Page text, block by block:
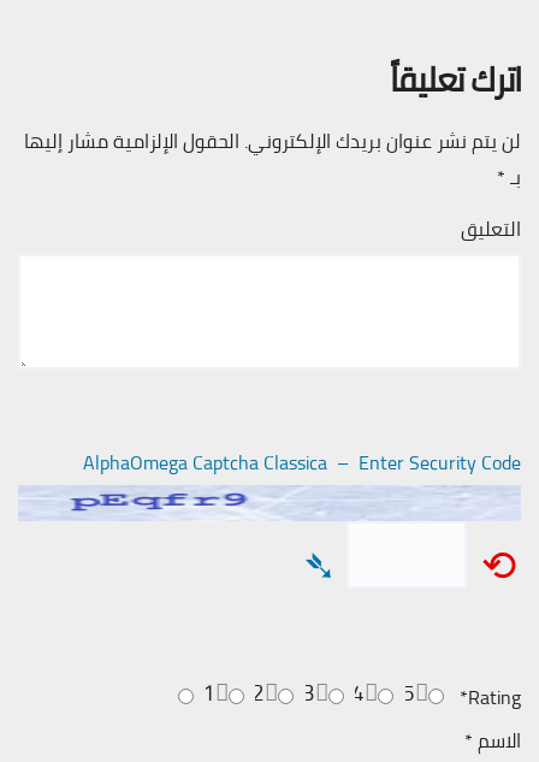
اترك تعليقاً
لن يتم نشر عنوان بريدك الإلكتروني. الحقول الإلزامية مشار إليها
بـ*
التعليق
AlphaOmega Captcha Classica – Enter Security Code
⟲
➴
Rating
*
5
4
3
2
1
الاسم*